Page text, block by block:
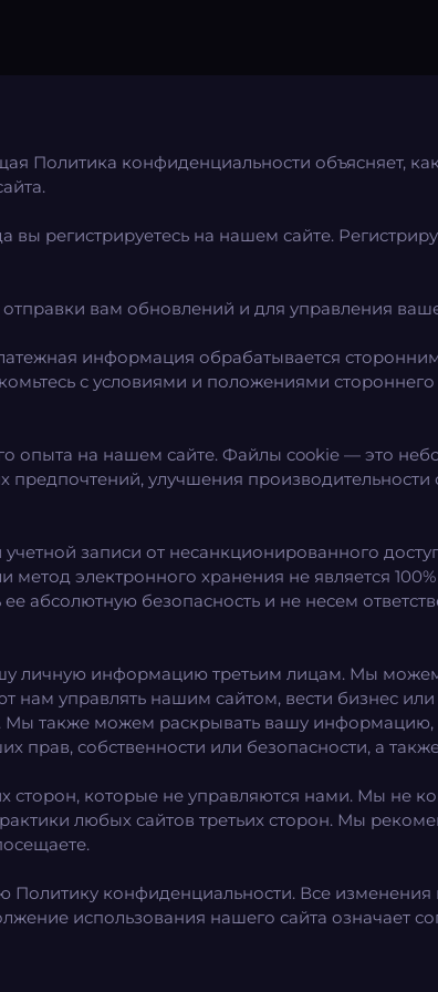
Политика конфиденциальности объясняет,
регистрируетесь на нашем сайте.
вам обновлений и для управления
информация обрабатывается
с условиями и положениями
опыта на нашем сайте. Файлы cookie — это
предпочтений, улучшения
записи от несанкционированного
метод электронного хранения не является
безопасность и не несем
личную информацию третьим лицам. Мы
управлять нашим сайтом, вести бизнес или
также можем раскрывать вашу информацию,
собственности или безопасности, а
сторон, которые не управляются нами. Мы не
любых сайтов третьих сторон. Мы
конфиденциальности. Все изменения
использования нашего сайта означает